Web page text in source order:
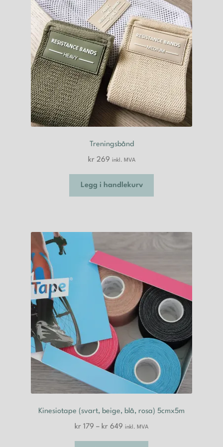
på
produktsiden
Treningsbånd
kr269 inkl. MVA
Legg i handlekurv
Kinesiotape (svart, beige, blå, rosa) 5cmx5m
kr 179 – kr 649 Prisområde:
inkl. MVA